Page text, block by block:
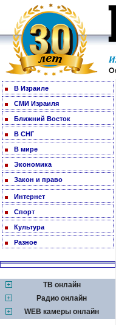
В Израиле
СМИ Израиля
Ближний Восток
В СНГ
В мире
Экономика
Закон и право
Интернет
Спорт
Культура
Разное
ТВ онлайн
Радио онлайн
WEB камеры онлайн